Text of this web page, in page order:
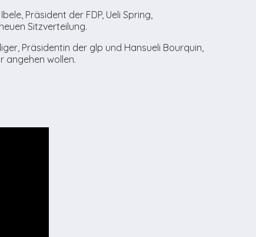
Präsident der FDP, Ueli Spring,
Sitzverteilung.
Präsidentin der glp und Hansueli Bourquin,
angehen wollen.